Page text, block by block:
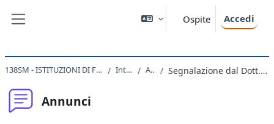
Ospite Accedi
138SM - ISTITUZIONI DI FISICA PER IL SISTEMA TERRA 2023 Introduzione Annunci Segnalazione dal Dott. Marco Reale per Summer School
Annunci